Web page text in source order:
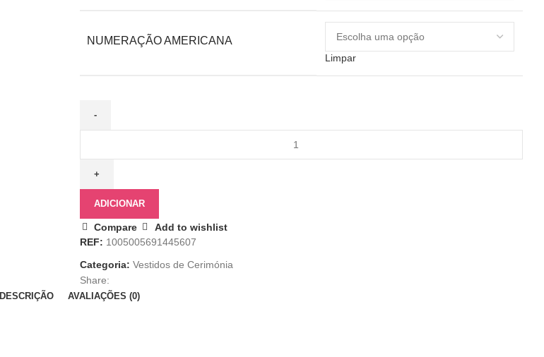
NUMERAÇÃO AMERICANA
Limpar
ADICIONAR
Compare
Add to wishlist
REF: 1005005691445607
Categoria: Vestidos de Cerimónia
Share:
DESCRIÇÃO AVALIAÇÕES (0)